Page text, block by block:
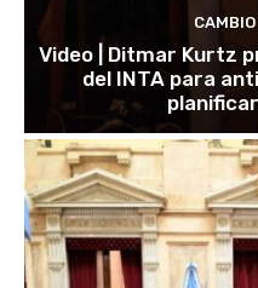
Video | Ditmar Kurtz
del INTA para